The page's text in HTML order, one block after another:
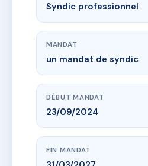
Syndic professionnel
MANDAT
un mandat de syndic
DÉBUT MANDAT
23/09/2024
FIN MANDAT